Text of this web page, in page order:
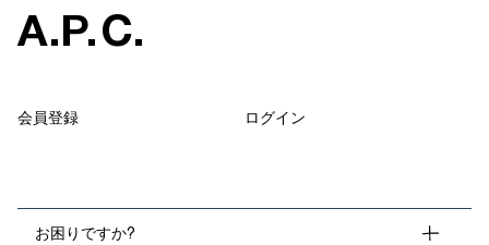
A.P.C.
会員登録 ログイン
お困りですか?